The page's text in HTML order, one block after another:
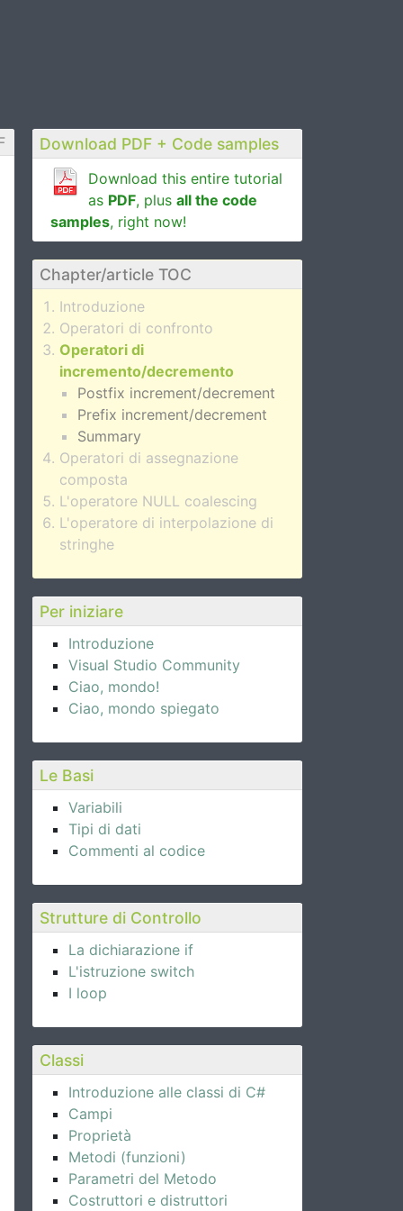
Download PDF + Code samples
Download this entire tutorial
as PDF, plus all the code
samples, right now!
Chapter/article TOC
Introduzione
Operatori di confronto
Operatori di
incremento/decremento
Postfix increment/decrement
Prefix increment/decrement
Summary
Operatori di assegnazione
composta
L'operatore NULL coalescing
L'operatore di interpolazione di
stringhe
Per iniziare
Introduzione
Visual Studio Community
Ciao, mondo!
Ciao, mondo spiegato
Le Basi
Variabili
Tipi di dati
Commenti al codice
Strutture di Controllo
La dichiarazione if
L'istruzione switch
I loop
Classi
Introduzione alle classi di C#
Campi
Proprietà
Metodi (funzioni)
Parametri del Metodo
Costruttori e distruttori